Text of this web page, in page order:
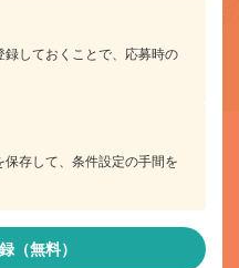
しておくことで、応募時の
存して、条件設定の手間を
（無料）